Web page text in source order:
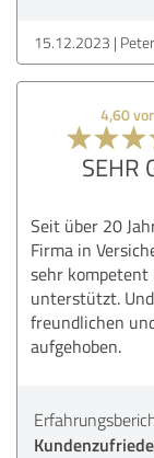
15.12.2023
4,60
SEHR
Seit über 20
Firma in
sehr kompetent
unterstützt.
freundlichen
aufgehoben.